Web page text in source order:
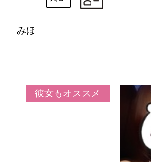
みほ
彼女もオススメ